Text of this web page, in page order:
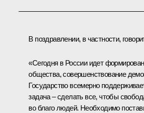
В поздравлении, в частности,
«Сегодня в России идет
общества, совершенствование
Государство всемерно
задача – сделать все, чтобы
во благо людей. Необходимо